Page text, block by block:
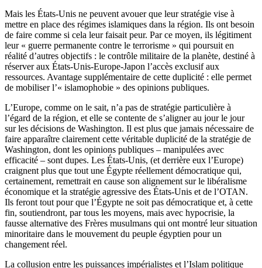
Mais les États-Unis ne peuvent avouer que leur stratégie vise à
mettre en place des régimes islamiques dans la région. Ils ont besoin
de faire comme si cela leur faisait peur. Par ce moyen, ils légitiment
leur « guerre permanente contre le terrorisme » qui poursuit en
réalité d’autres objectifs : le contrôle militaire de la planète, destiné à
réserver aux États-Unis-Europe-Japon l’accès exclusif aux
ressources. Avantage supplémentaire de cette duplicité : elle permet
de mobiliser l’« islamophobie » des opinions publiques.
L’Europe, comme on le sait, n’a pas de stratégie particulière à
l’égard de la région, et elle se contente de s’aligner au jour le jour
sur les décisions de Washington. Il est plus que jamais nécessaire de
faire apparaître clairement cette véritable duplicité de la stratégie de
Washington, dont les opinions publiques – manipulées avec
efficacité – sont dupes. Les États-Unis, (et derrière eux l’Europe)
craignent plus que tout une Égypte réellement démocratique qui,
certainement, remettrait en cause son alignement sur le libéralisme
économique et la stratégie agressive des États-Unis et de l’OTAN.
Ils feront tout pour que l’Égypte ne soit pas démocratique et, à cette
fin, soutiendront, par tous les moyens, mais avec hypocrisie, la
fausse alternative des Frères musulmans qui ont montré leur situation
minoritaire dans le mouvement du peuple égyptien pour un
changement réel.
La collusion entre les puissances impérialistes et l’Islam politique